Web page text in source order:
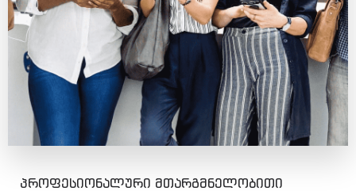
პროფესიონალური მთარგმნელობითი